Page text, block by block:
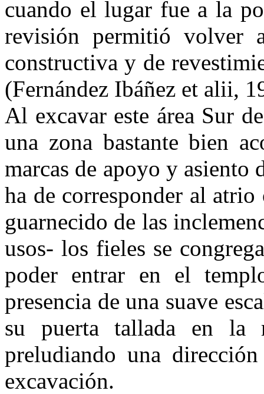
cuando el lugar fue a la
revisión permitió volver
constructiva y de
(Fernández Ibáñez et alii,
Al excavar este área Sur
una zona bastante bien
marcas de apoyo y asiento
ha de corresponder al
guarnecido de las
usos- los fieles se
poder entrar en el
presencia de una suave
su puerta tallada en la
preludiando una
excavación.